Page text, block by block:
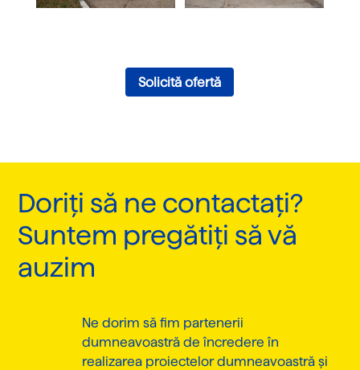
Solicită ofertă
Doriți să ne contactați?
Suntem pregătiți să vă
auzim
Ne dorim să fim partenerii
dumneavoastră de încredere în
realizarea proiectelor dumneavoastră și